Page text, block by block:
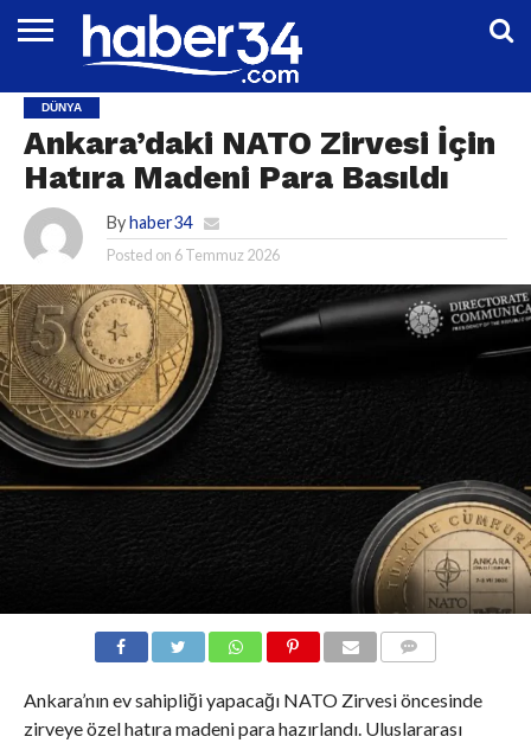
EĞITIM
EKONOMI
GENEL
MAGAZIN
OTOMOTIV
SIYASET
SPOR
TEKNOLOJI
DÜNYA
Ankara’daki NATO Zirvesi İçin
Hatıra Madeni Para Basıldı
By haber34
Posted on 6 Temmuz 2026
Ankara’nın ev sahipliği yapacağı NATO Zirvesi öncesinde
zirveye özel hatıra madeni para hazırlandı. Uluslararası